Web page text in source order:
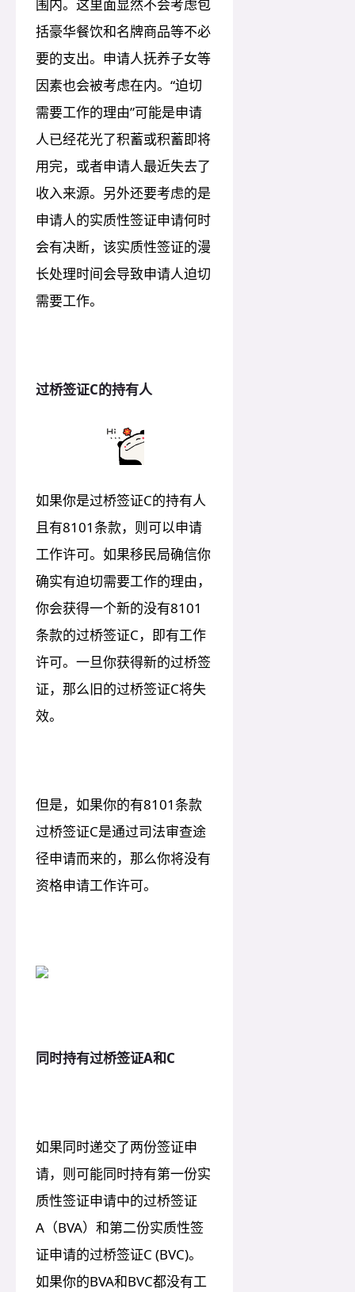
围内。这里面显然不会考虑包
括豪华餐饮和名牌商品等不必
要的支出。申请人抚养子女等
因素也会被考虑在内。“迫切
需要工作的理由”可能是申请
人已经花光了积蓄或积蓄即将
用完，或者申请人最近失去了
收入来源。另外还要考虑的是
申请人的实质性签证申请何时
会有决断，该实质性签证的漫
长处理时间会导致申请人迫切
需要工作。
过桥签证C的持有人
如果你是过桥签证C的持有人
且有8101条款，则可以申请
工作许可。如果移民局确信你
确实有迫切需要工作的理由，
你会获得一个新的没有8101
条款的过桥签证C，即有工作
许可。一旦你获得新的过桥签
证，那么旧的过桥签证C将失
效。
但是，如果你的有8101条款
过桥签证C是通过司法审查途
径申请而来的，那么你将没有
资格申请工作许可。
同时持有过桥签证A和C
如果同时递交了两份签证申
请，则可能同时持有第一份实
质性签证申请中的过桥签证
A（BVA）和第二份实质性签
证申请的过桥签证C (BVC)。
如果你的BVA和BVC都没有工